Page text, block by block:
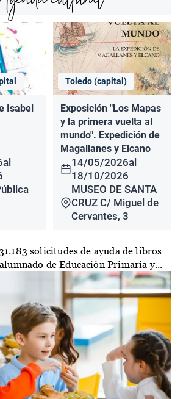
Isabel
al
Toledo (capital)
Exposición "Los Mapas
y la primera vuelta al
mundo". Expedición de
Magallanes y Elcano
14/05/2026al
18/10/2026
MUSEO DE SANTA
CRUZ C/ Miguel de
Cervantes, 3
solicitudes de ayuda de libros
de Educación Primaria y...